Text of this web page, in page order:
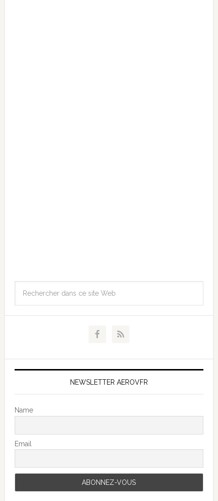
NEWSLETTER AEROVFR
Name
Email